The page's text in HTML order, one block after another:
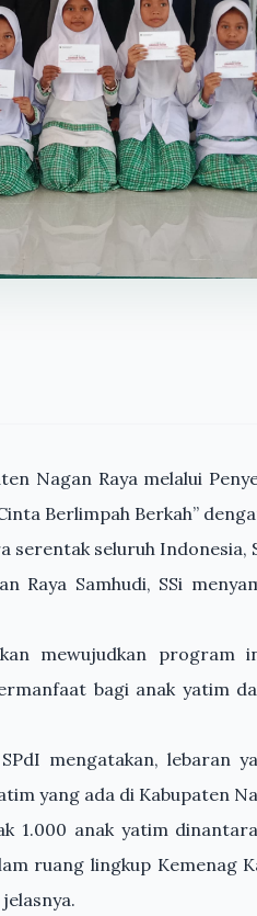
Nagan Raya melalui
Berlimpah Berkah”
seluruh Indonesia,
Raya Samhudi, SSi
mewujudkan program
bagi anak yatim
mengatakan, lebaran
yang ada di Kabupaten
1.000 anak yatim
ruang lingkup Kemenag